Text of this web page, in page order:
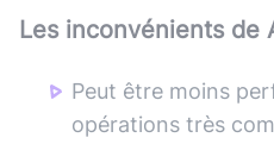
Les inconvénients de
Peut être moins
opérations très